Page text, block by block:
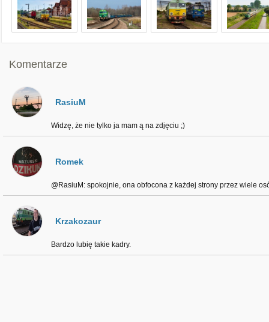
Komentarze
RasiuM
Widzę, że nie tylko ja mam ą na zdjęciu ;)
Romek
@RasiuM: spokojnie, ona obfocona z każdej strony przez wiele
Krzakozaur
Bardzo lubię takie kadry.